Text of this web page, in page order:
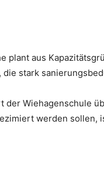
plant aus
die stark
der Wiehagenschule
werden sollen,